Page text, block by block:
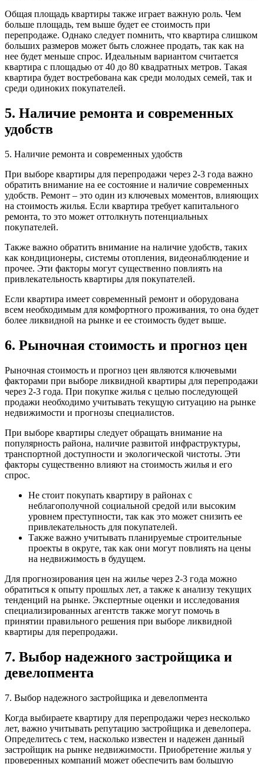
Общая площадь квартиры также играет важную роль. Чем
больше площадь, тем выше будет ее стоимость при
перепродаже. Однако следует помнить, что квартира слишком
больших размеров может быть сложнее продать, так как на
нее будет меньше спрос. Идеальным вариантом считается
квартира с площадью от 40 до 80 квадратных метров. Такая
квартира будет востребована как среди молодых семей, так и
среди одиноких покупателей.
5. Наличие ремонта и современных
удобств
5. Наличие ремонта и современных удобств
При выборе квартиры для перепродажи через 2-3 года важно
обратить внимание на ее состояние и наличие современных
удобств. Ремонт – это один из ключевых моментов, влияющих
на стоимость жилья. Если квартира требует капитального
ремонта, то это может оттолкнуть потенциальных
покупателей.
Также важно обратить внимание на наличие удобств, таких
как кондиционеры, системы отопления, видеонаблюдение и
прочее. Эти факторы могут существенно повлиять на
привлекательность квартиры для покупателей.
Если квартира имеет современный ремонт и оборудована
всем необходимым для комфортного проживания, то она будет
более ликвидной на рынке и ее стоимость будет выше.
6. Рыночная стоимость и прогноз цен
Рыночная стоимость и прогноз цен являются ключевыми
факторами при выборе ликвидной квартиры для перепродажи
через 2-3 года. При покупке жилья с целью последующей
продажи необходимо учитывать текущую ситуацию на рынке
недвижимости и прогнозы специалистов.
При выборе квартиры следует обращать внимание на
популярность района, наличие развитой инфраструктуры,
транспортной доступности и экологической чистоты. Эти
факторы существенно влияют на стоимость жилья и его
спрос.
Не стоит покупать квартиру в районах с
неблагополучной социальной средой или высоким
уровнем преступности, так как это может снизить ее
привлекательность для покупателей.
Также важно учитывать планируемые строительные
проекты в округе, так как они могут повлиять на цены
на недвижимость в будущем.
Для прогнозирования цен на жилье через 2-3 года можно
обратиться к опыту прошлых лет, а также к анализу текущих
тенденций на рынке. Экспертные оценки и исследования
специализированных агентств также могут помочь в
принятии правильного решения при выборе ликвидной
квартиры для перепродажи.
7. Выбор надежного застройщика и
девелопмента
7. Выбор надежного застройщика и девелопмента
Когда выбираете квартиру для перепродажи через несколько
лет, важно учитывать репутацию застройщика и девелопера.
Определитесь с тем, насколько известен и надежен данный
застройщик на рынке недвижимости. Приобретение жилья у
проверенных компаний может обеспечить вам большую